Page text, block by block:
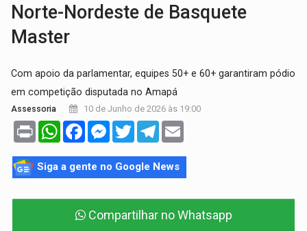
Norte-Nordeste de Basquete
Master
Com apoio da parlamentar, equipes 50+ e 60+ garantiram pódio
em competição disputada no Amapá
Assessoria 10 de Junho de 2026 às 19:00
Print WhatsAppFacebookMessenger
TwitterTelegram
Siga a gente no Google News
Compartilhar no Whatsapp